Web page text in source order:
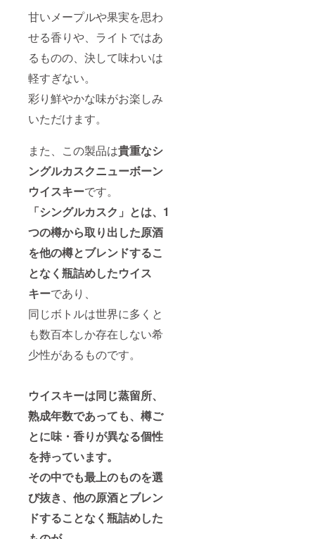
甘いメープルや果実を思わ
せる香りや、ライトではあ
るものの、決して味わいは
軽すぎない。
彩り鮮やかな味がお楽しみ
いただけます。
また、この製品は貴重なシ
ングルカスクニューボーン
ウイスキーです。
「シングルカスク」とは、1
つの樽から取り出した原酒
を他の樽とブレンドするこ
となく瓶詰めしたウイス
キーであり、
同じボトルは世界に多くと
も数百本しか存在しない希
少性があるものです。
ウイスキーは同じ蒸留所、
熟成年数であっても、樽ご
とに味・香りが異なる個性
を持っています。
その中でも最上のものを選
び抜き、他の原酒とブレン
ドすることなく瓶詰めした